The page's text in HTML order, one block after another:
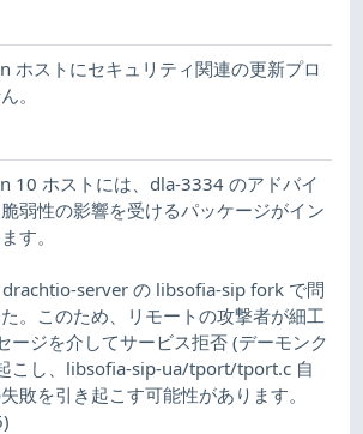
ホストにセキュリティ関連の更新プロ
。
10 ホストには、dla-3334 のアドバイ
弱性の影響を受けるパッケージがイン
す。
server の libsofia-sip fork で問
。このため、リモートの攻撃者が細工
ージを介してサービス拒否 (デーモンク
こし、libsofia-sip-ua/tport/tport.c 自
敗を引き起こす可能性があります。